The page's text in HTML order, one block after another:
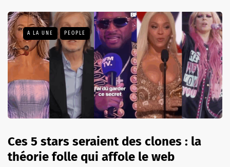
A LA UNE PEOPLE
Ces 5 stars seraient des clones : la
théorie folle qui affole le web